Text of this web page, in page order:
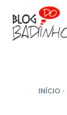
INÍCIO